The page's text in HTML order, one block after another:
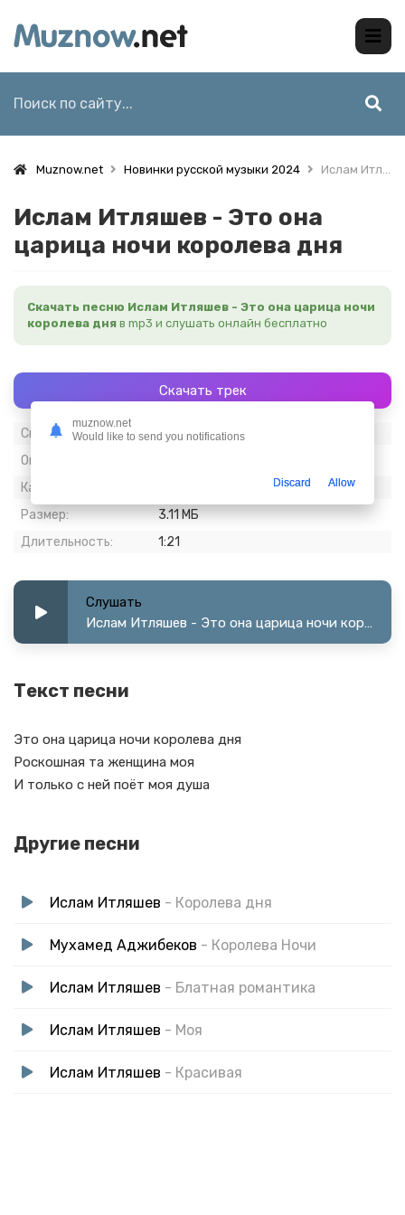
Muznow.net Новинки русской музыки 2024 Ислам Итляшев - Это она царица ночи королева дня
Ислам Итляшев - Это она
царица ночи королева дня
Скачать песню Ислам Итляшев - Это она царица ночи
королева дня в mp3 и слушать онлайн бесплатно
Скачать трек
Скачиваний:
1 428
Опубликовано:
Качество:
Размер:
3.11 МБ
Длительность:
1:21
Слушать
Ислам Итляшев - Это она царица ночи королева дня
Текст песни
Это она царица ночи королева дня
Роскошная та женщина моя
И только с ней поёт моя душа
Другие песни
Ислам Итляшев - Королева дня
Мухамед Аджибеков - Королева Ночи
Ислам Итляшев - Блатная романтика
Ислам Итляшев - Моя
Ислам Итляшев - Красивая
muznow.net
Would like to send you notifications
Discard Allow